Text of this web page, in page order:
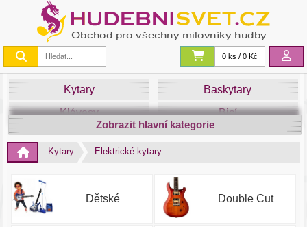
0 ks / 0 Kč
Kytary
Baskytary
Klávesy
Bicí
Smyčce
Dechy
Zobrazit hlavní kategorie
Kytary Elektrické kytary
Dětské Double Cut